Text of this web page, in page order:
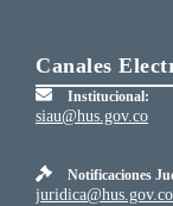
Canales
Institucional:
siau@hus.gov.co
Notificaciones
juridica@hus.gov.co